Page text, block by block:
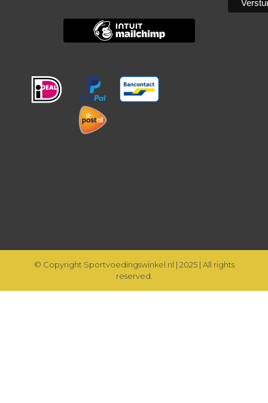
© Copyright Sportvoedingswinkel.nl | 2025 | All rights
reserved.